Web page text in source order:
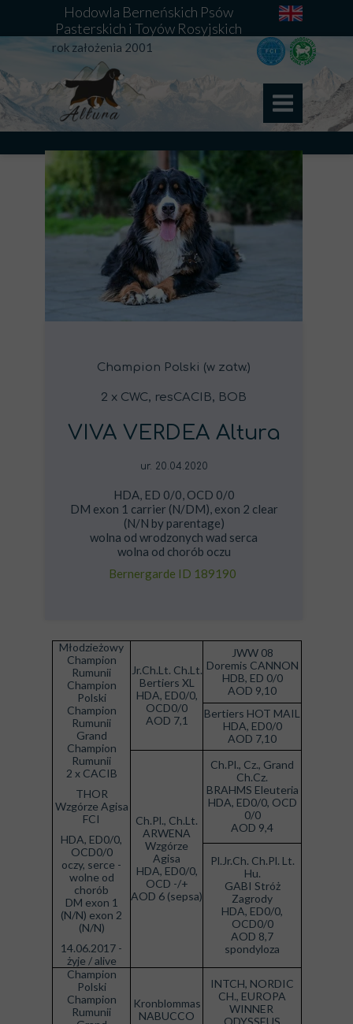
Młodzieżowy
Champion
Rumunii
Champion
Polski
Champion
Rumunii
Grand
Champion
Rumunii
2 x CACIB
THOR
Wzgórze Agisa
FCI
HDA, ED0/0,
OCD0/0
oczy, serce -
wolne od
chorób
DM exon 1
(N/N) exon 2
(N/N)
14.06.2017 -
żyje / alive
Jr.Ch.Lt. Ch.Lt.
Bertiers XL
HDA, ED0/0,
OCD0/0
AOD 7,1
JWW 08
Doremis CANNON
HDB, ED 0/0
AOD 9,10
Bertiers HOT MAIL
HDA, ED0/0
AOD 7,10
Ch.Pl., Ch.Lt.
ARWENA
Wzgórze
Agisa
HDA, ED0/0,
OCD -/+
AOD 6 (sepsa)
Ch.Pl., Cz., Grand
Ch.Cz.
BRAHMS Eleuteria
HDA, ED0/0, OCD
0/0
AOD 9,4
Pl.Jr.Ch. Ch.Pl. Lt.
Hu.
GABI Stróż
Zagrody
HDA, ED0/0,
OCD0/0
AOD 8,7
spondyloza
Champion
Polski
Champion
Rumunii
Kronblommas
NABUCCO
INTCH, NORDIC
CH., EUROPA
WINNER
ODYSSEUS
Champion Polski (w zatw.)
2 x CWC, resCACIB, BOB
VIVA VERDEA Altura
ur. 20.04.2020
HDA, ED 0/0, OCD 0/0
DM exon 1 carrier (N/DM), exon 2 clear
(N/N by parentage)
wolna od wrodzonych wad serca
wolna od chorób oczu
Bernergarde ID 189190
rok założenia 2001
Hodowla Berneńskich Psów
Pasterskich i Toyów Rosyjskich